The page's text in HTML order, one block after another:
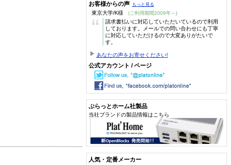
お客様からの声 もっと見る
東京大学/K様 (ご利用期間2009年～)
“
請求書払いに対応していただいているので利用
しております。メールでの問い合わせにも丁寧
に対応していただけるので大変ありがたいで
す。
あなたの声をお寄せください!
公式アカウント / ページ
ぷらっとホーム社製品
当社ブランドの製品情報はこちら
人気・定番メーカー